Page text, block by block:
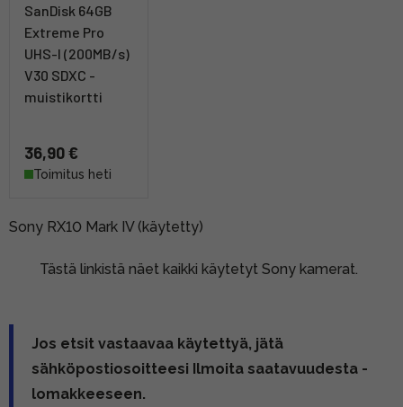
SanDisk 64GB
Extreme Pro
UHS-I (200MB/s)
V30 SDXC -
muistikortti
36,90 €
Toimitus heti
Sony RX10 Mark IV (käytetty)
Tästä linkistä näet kaikki käytetyt Sony kamerat.
Jos etsit vastaavaa käytettyä, jätä
sähköpostiosoitteesi Ilmoita saatavuudesta -
lomakkeeseen.